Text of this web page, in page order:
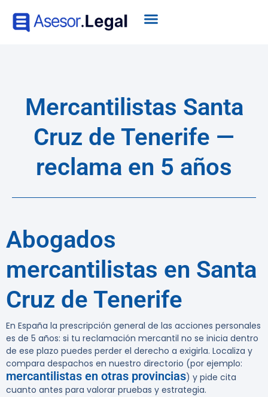
Mercantilistas Santa
Cruz de Tenerife —
reclama en 5 años
Abogados
mercantilistas en Santa
Cruz de Tenerife
En España la prescripción general de las acciones personales
es de 5 años: si tu reclamación mercantil no se inicia dentro
de ese plazo puedes perder el derecho a exigirla. Localiza y
compara despachos en nuestro directorio (por ejemplo:
mercantilistas en otras provincias) y pide cita
cuanto antes para valorar pruebas y estrategia.